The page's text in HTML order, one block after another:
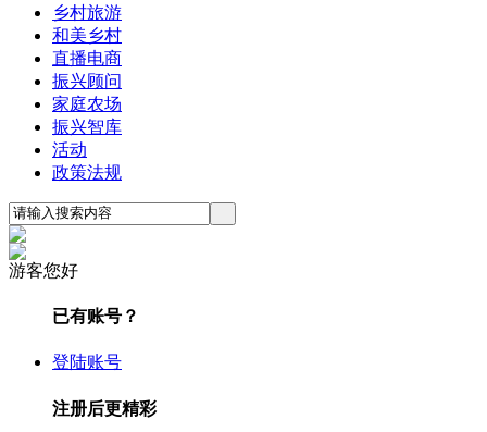
乡村旅游
和美乡村
直播电商
振兴顾问
家庭农场
振兴智库
活动
政策法规
游客您好
已有账号？
登陆账号
注册后更精彩